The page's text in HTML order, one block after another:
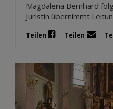
Magdalena Bernhard
Juristin übernimmt
Teilen Teilen